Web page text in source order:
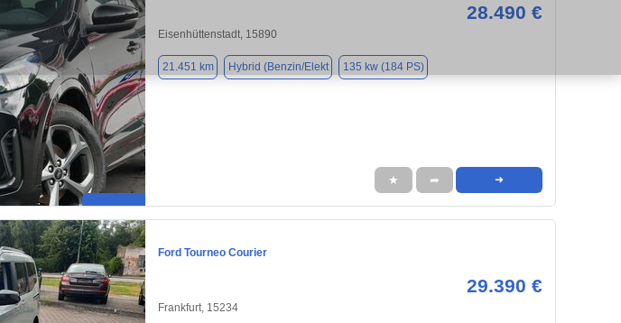
28.490 €
Eisenhüttenstadt, 15890
21.451 km Hybrid (Benzin/Elekt 135 kw (184 PS)
★ ➦ ➜
Ford Tourneo Courier
29.390 €
Frankfurt, 15234